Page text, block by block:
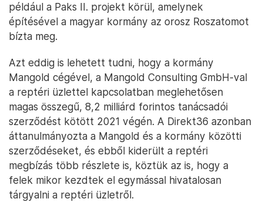
például a Paks II. projekt körül, amelynek
építésével a magyar kormány az orosz Roszatomot
bízta meg.
Azt eddig is lehetett tudni, hogy a kormány
Mangold cégével, a Mangold Consulting GmbH-val
a reptéri üzlettel kapcsolatban meglehetősen
magas összegű, 8,2 milliárd forintos tanácsadói
szerződést kötött 2021 végén. A Direkt36 azonban
áttanulmányozta a Mangold és a kormány közötti
szerződéseket, és ebből kiderült a reptéri
megbízás több részlete is, köztük az is, hogy a
felek mikor kezdtek el egymással hivatalosan
tárgyalni a reptéri üzletről.